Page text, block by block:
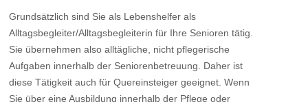
Grundsätzlich sind Sie als Lebenshelfer als
Alltagsbegleiter/Alltagsbegleiterin für Ihre Senioren tätig.
Sie übernehmen also alltägliche, nicht pflegerische
Aufgaben innerhalb der Seniorenbetreuung. Daher ist
diese Tätigkeit auch für Quereinsteiger geeignet. Wenn
Sie über eine Ausbildung innerhalb der Pflege oder